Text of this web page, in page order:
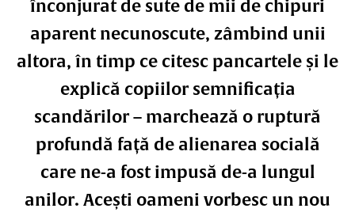
înconjurat de sute de mii de chipuri
aparent necunoscute, zâmbind unii
altora, în timp ce citesc pancartele și le
explică copiilor semnificația
scandărilor – marchează o ruptură
profundă față de alienarea socială
care ne-a fost impusă de-a lungul
anilor. Acești oameni vorbesc un nou